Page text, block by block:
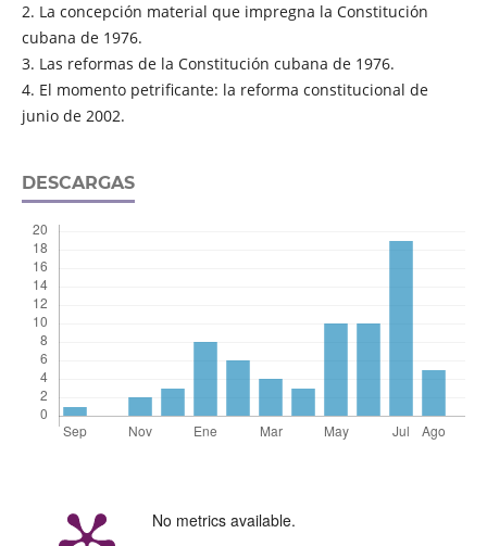
2. La concepción material que impregna la Constitución
cubana de 1976.
3. Las reformas de la Constitución cubana de 1976.
4. El momento petrificante: la reforma constitucional de
junio de 2002.
DESCARGAS
No metrics available.